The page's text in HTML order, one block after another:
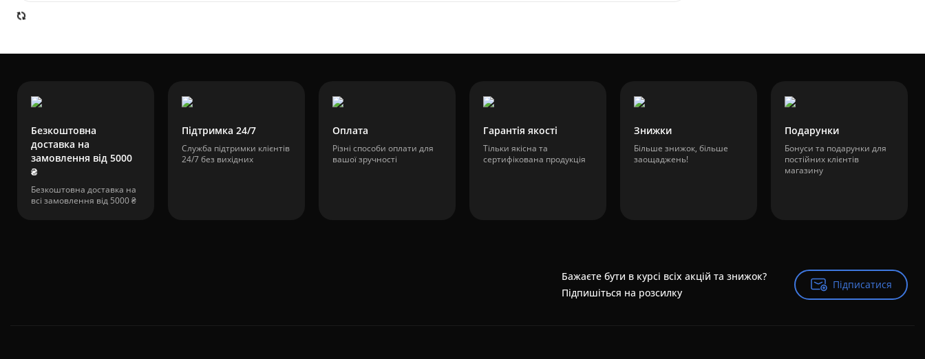
Безкоштовна
доставка на
замовлення від 5000
₴
Безкоштовна доставка на
всі замовлення від 5000 ₴
Підтримка 24/7
Служба підтримки клієнтів
24/7 без вихідних
Оплата
Різні способи оплати для
вашої зручності
Гарантія якості
Тільки якісна та
сертифікована продукція
Знижки
Більше знижок, більше
заощаджень!
Подарунки
Бонуси та подарунки для
постійних клієнтів
магазину
Бажаєте бути в курсі всіх акцій та знижок?
Підпишіться на розсилку
Підписатися
Підписатися